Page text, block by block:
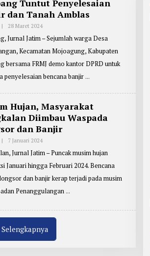
D
D
K
W
I
D
O
Tuntut Penyelesaian
dan Tanah Amblas
| 28 Maret 2024O
E
R
E
P
O
R
E
:
Z
A
I
U
A
R
I
F
N
Jurnal Jatim – Sejumlah warga Desa
Kecamatan Mojoagung, Kabupaten
bersama FRMJ demo kantor DPRD untuk
penyelesaian bencana banjir
Hujan, Masyarakat
Diimbau Waspada
dan Banjir
| 7 Januari 2024O
E
R
E
P
O
R
E
R
J
Jurnal Jatim – Puncak musim hujan
Januari hingga Februari 2024. Bencana
dan banjir kerap terjadi pada musim
Penanggulangan